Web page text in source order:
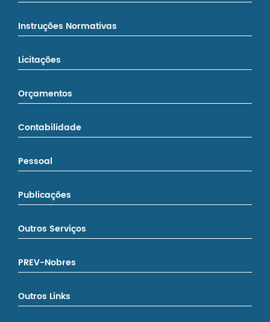
Instruções Normativas
Licitações
Orçamentos
Contabilidade
Pessoal
Publicações
Outros Serviços
PREV-Nobres
Outros Links